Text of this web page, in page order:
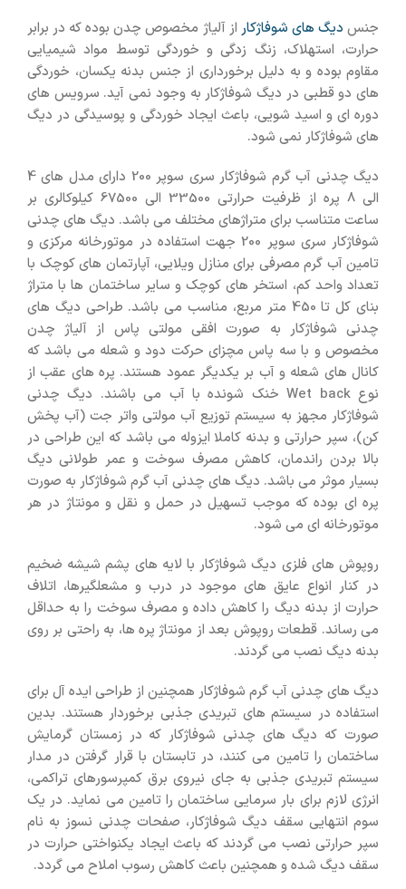
جنس دیگ های شوفاژکار از آلیاژ مخصوص چدن بوده که در برابر
حرارت، استهلاک، زنگ زدگی و خوردگی توسط مواد شیمیایی
مقاوم بوده و به دلیل برخورداری از جنس بدنه یکسان، خوردگی
های دو قطبی در دیگ شوفاژکار به وجود نمی آید. سرویس های
دوره ای و اسید شویی، باعث ایجاد خوردگی و پوسیدگی در دیگ
های شوفاژکار نمی شود.
دیگ چدنی آب گرم شوفاژکار سری سوپر 200 دارای مدل های 4
الی 8 پره از ظرفیت حرارتی 33500 الی 67500 کیلوکالری بر
ساعت متناسب برای متراژهای مختلف می باشد. دیگ های چدنی
شوفاژکار سری سوپر 200 جهت استفاده در موتورخانه مرکزی و
تامین آب گرم مصرفی برای منازل ویلایی، آپارتمان های کوچک با
تعداد واحد کم، استخر های کوچک و سایر ساختمان ها با متراژ
بنای کل تا 450 متر مربع، مناسب می باشد. طراحی دیگ های
چدنی شوفاژکار به صورت افقی مولتی پاس از آلیاژ چدن
مخصوص و با سه پاس مچزای حرکت دود و شعله می باشد که
کانال های شعله و آب بر یکدیگر عمود هستند. پره های عقب از
نوع Wet back خنک شونده با آب می باشند. دیگ چدنی
شوفاژکار مجهز به سیستم توزیع آب مولتی واتر جت (آب پخش
کن)، سپر حرارتی و بدنه کاملا ایزوله می باشد که این طراحی در
بالا بردن راندمان، کاهش مصرف سوخت و عمر طولانی دیگ
بسیار موثر می باشد. دیگ های چدنی آب گرم شوفاژکار به صورت
پره ای بوده که موجب تسهیل در حمل و نقل و مونتاژ در هر
موتورخانه ای می شود.
روپوش های فلزی دیگ شوفاژکار با لایه های پشم شیشه ضخیم
در کنار انواع عایق های موجود در درب و مشعلگیرها، اتلاف
حرارت از بدنه دیگ را کاهش داده و مصرف سوخت را به حداقل
می رساند. قطعات روپوش بعد از مونتاژ پره ها، به راحتی بر روی
بدنه دیگ نصب می گردند.
دیگ های چدنی آب گرم شوفاژکار همچنین از طراحی ایده آل برای
استفاده در سیستم های تبریدی جذبی برخوردار هستند. بدین
صورت که دیگ های چدنی شوفاژکار که در زمستان گرمایش
ساختمان را تامین می کنند، در تابستان با قرار گرفتن در مدار
سیستم تبریدی جذبی به جای نیروی برق کمپرسورهای تراکمی،
انرژی لازم برای بار سرمایی ساختمان را تامین می نماید. در یک
سوم انتهایی سقف دیگ شوفاژکار، صفحات چدنی نسوز به نام
سپر حرارتی نصب می گردند که باعث ایجاد یکنواختی حرارت در
سقف دیگ شده و همچنین باعث کاهش رسوب املاح می گردد.